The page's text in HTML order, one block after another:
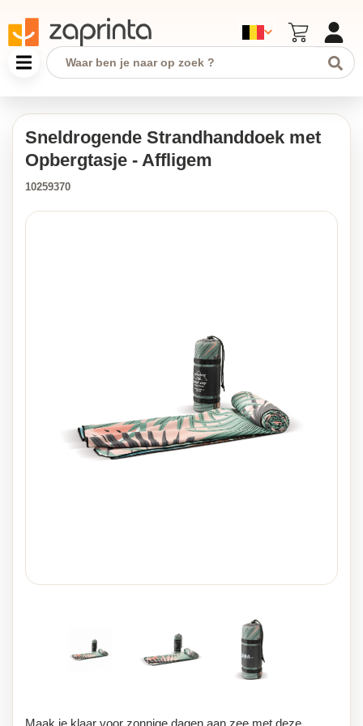
Sneldrogende Strandhanddoek met
Opbergtasje - Affligem
10259370
Maak je klaar voor zonnige dagen aan zee met deze